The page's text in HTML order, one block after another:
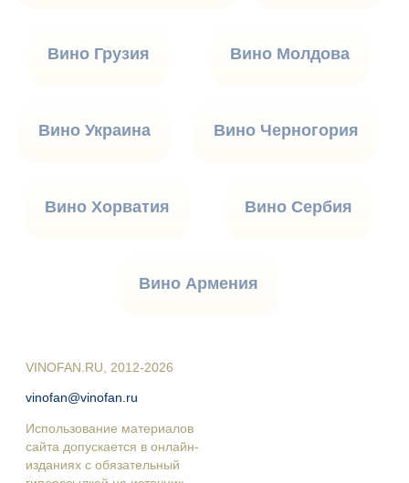
Вино Грузия Вино Молдова
Вино Украина Вино Черногория
Вино Хорватия Вино Сербия
Вино Армения
VINOFAN.RU, 2012-2026
vinofan@vinofan.ru
Использование материалов
сайта допускается в онлайн-
изданиях с обязательный